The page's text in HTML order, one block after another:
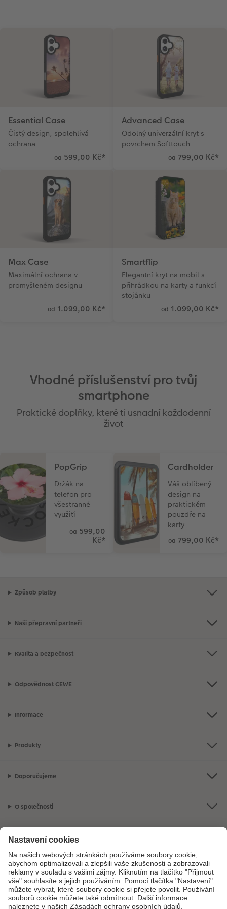
Essential Case
Čistý design, spolehlivá
ochrana
od 599,00 Kč*
Advanced Case
Odolný univerzální kryt s
povrchem Softtouch
od 799,00 Kč*
Max Case
Maximální ochrana v
promyšleném designu
od 1.099,00 Kč*
Smartflip
Elegantní kryt na mobil s
přihrádkou na karty a funkcí
stojánku
od 1.099,00 Kč*
Vhodné příslušenství pro tvůj
smartphone
Praktické doplňky, které ti usnadní každodenní
život
PopGrip
Držák na
telefon pro
všestranné
využití
od 599,00
Kč*
Cardholder
Váš oblíbený
design na
praktickém
pouzdře na
karty
od 799,00 Kč*
Způsob platby
Naši přepravní partneři
Kvalita a bezpečnost
Odpovědnost CEWE
Informace
Produkty
Doporučujeme
O společnosti
Máte-li jakékoli dotazy týkající se fotoproduktů nebo objednávek,
neváhejte nás kontaktovat:+ 420 800 100 808[Po - Pá: 8:00 - 16:00]